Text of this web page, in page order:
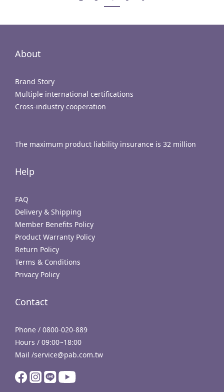
About
Brand Story
Multiple international certifications
Cross-industry cooperation
The maximum product liability insurance is 32 million
Help
FAQ
Delivery & Shipping
Member Benefits Policy
Product Warranty Policy
Return Policy
Terms & Conditions
Privacy Policy
Contact
Phone / 0800-020-889
Hours / 09:00~18:00
Mail /service@pab.com.tw